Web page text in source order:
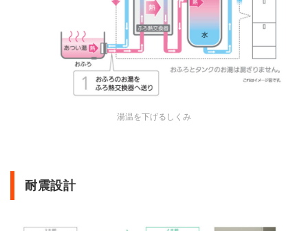
湯温を下げるしくみ
耐震設計